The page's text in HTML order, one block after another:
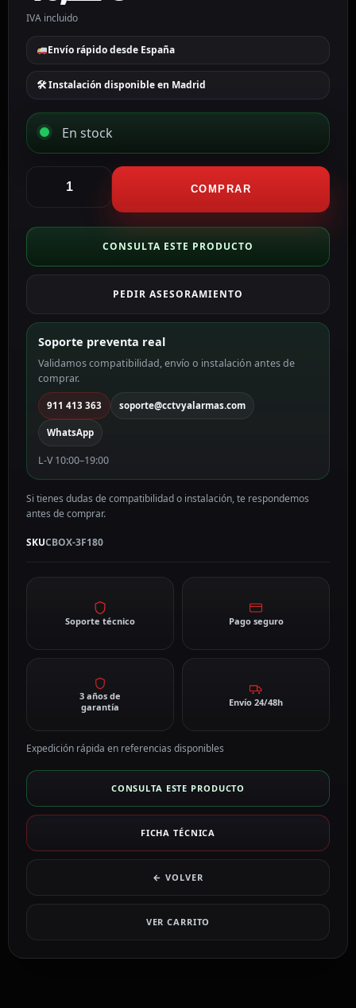
IVA incluido
Envío rápido desde España
🛠 Instalación disponible en Madrid
En stock
Soporte
pared
poste
triangular
blanco
CBOX-
3F180
cantidad
COMPRAR
CONSULTA ESTE PRODUCTO
PEDIR ASESORAMIENTO
Soporte preventa real
Validamos compatibilidad, envío o instalación antes de
comprar.
911 413 363 soporte@cctvyalarmas.com
WhatsApp
L-V 10:00–19:00
Si tienes dudas de compatibilidad o instalación, te respondemos
antes de comprar.
SKUCBOX-3F180
Soporte técnico Pago seguro
3 años de
garantía
Envío 24/48h
Expedición rápida en referencias disponibles
CONSULTA ESTE PRODUCTO
FICHA TÉCNICA
← VOLVER
VER CARRITO